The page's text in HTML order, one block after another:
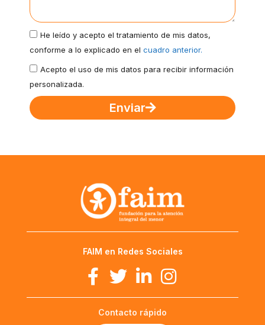
He leído y acepto el tratamiento de mis datos,
conforme a lo explicado en el cuadro anterior.
Acepto el uso de mis datos para recibir información
personalizada.
Enviar
FAIM en Redes Sociales
Contacto rápido